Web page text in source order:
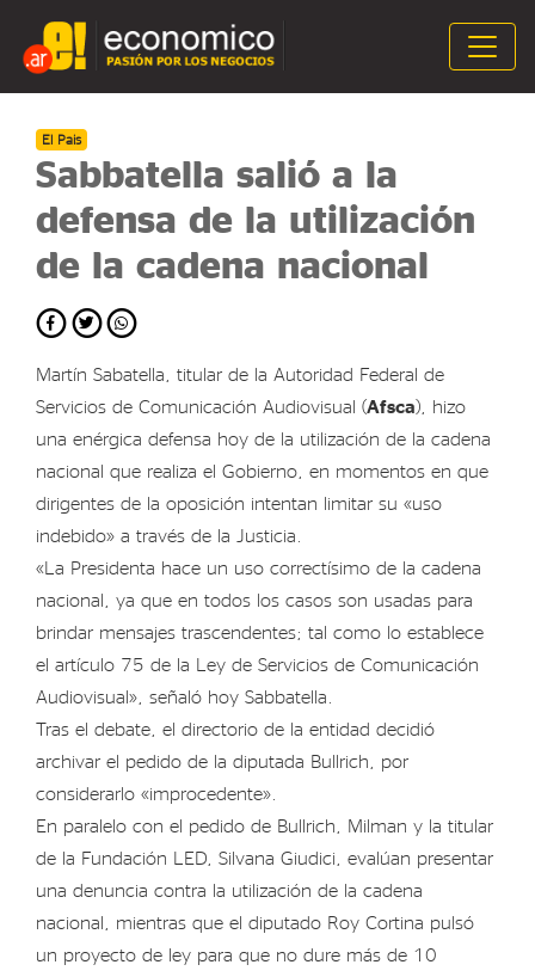
El Pais
Sabbatella salió a la
defensa de la utilización
de la cadena nacional
Martín Sabatella, titular de la Autoridad Federal de
Servicios de Comunicación Audiovisual (Afsca), hizo
una enérgica defensa hoy de la utilización de la cadena
nacional que realiza el Gobierno, en momentos en que
dirigentes de la oposición intentan limitar su «uso
indebido» a través de la Justicia.
«La Presidenta hace un uso correctísimo de la cadena
nacional, ya que en todos los casos son usadas para
brindar mensajes trascendentes; tal como lo establece
el artículo 75 de la Ley de Servicios de Comunicación
Audiovisual», señaló hoy Sabbatella.
Tras el debate, el directorio de la entidad decidió
archivar el pedido de la diputada Bullrich, por
considerarlo «improcedente».
En paralelo con el pedido de Bullrich, Milman y la titular
de la Fundación LED, Silvana Giudici, evalúan presentar
una denuncia contra la utilización de la cadena
nacional, mientras que el diputado Roy Cortina pulsó
un proyecto de ley para que no dure más de 10